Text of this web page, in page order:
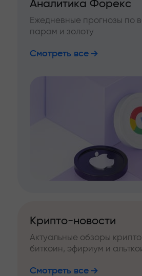
Аналитика Форекс
Ежедневные прогнозы по
парам и золоту
Смотреть все
Крипто-новости
Актуальные обзоры
биткоин, эфириум и
Смотреть все